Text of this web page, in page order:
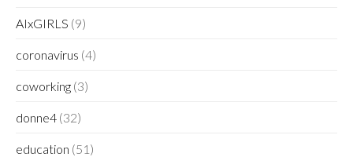
AIxGIRLS (9)
coronavirus (4)
coworking (3)
donne4 (32)
education (51)